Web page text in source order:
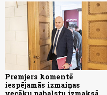
Premjers komentē
iespējamās izmaiņas